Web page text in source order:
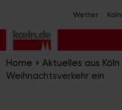
Inhalt
springen
Wetter
Home » Aktuelles aus Köln
Weihnachtsverkehr ein